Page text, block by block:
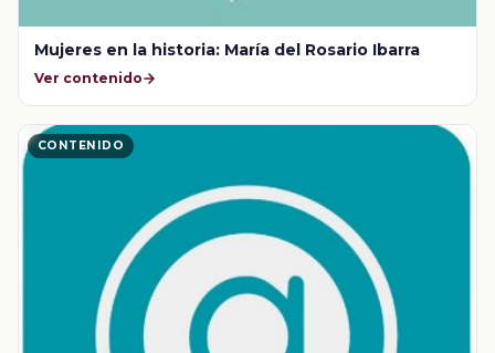
Mujeres en la historia: María del Rosario Ibarra
Ver contenido
CONTENIDO